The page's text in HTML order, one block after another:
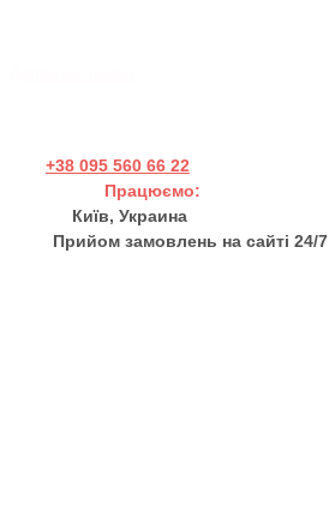
+38 095 560 66 22
Працюємо:
Київ, Украина
Прийом замовлень на сайті 24/7